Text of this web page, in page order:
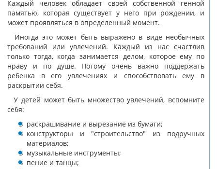
Каждый человек обладает своей собственной генной
памятью, которая существует у него при рождении, и
может проявляться в определенный момент.
Иногда это может быть выражено в виде необычных
требований или увлечений. Каждый из нас счастлив
только тогда, когда занимается делом, которое ему по
нраву и по душе. Потому очень важно поддержать
ребенка в его увлечениях и способствовать ему в
раскрытии себя.
У детей может быть множество увлечений, вспомните
себя:
раскрашивание и вырезание из бумаги;
конструкторы и "строительство" из подручных
материалов;
музыкальные инструменты;
пение и танцы;